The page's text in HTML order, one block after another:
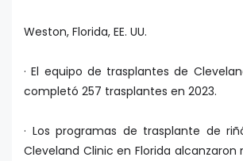
Weston, Florida, EE. UU.
· El equipo de trasplantes de
completó 257 trasplantes en 2023.
· Los programas de trasplante de
Cleveland Clinic en Florida alcanzaron